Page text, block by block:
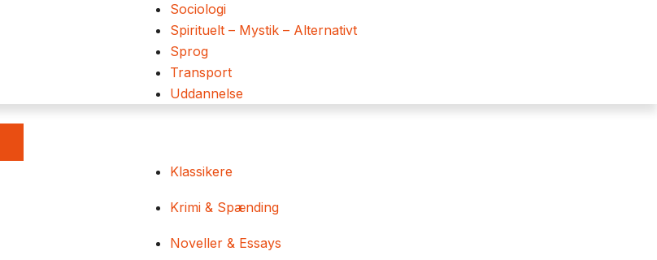
Sociologi
Spirituelt – Mystik – Alternativt
Sprog
Transport
Uddannelse
Klassikere
Krimi & Spænding
Noveller & Essays